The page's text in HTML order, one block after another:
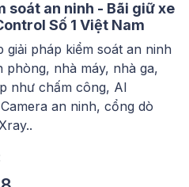
soát an ninh - Bãi giữ xe
Số 1 Việt Nam
giải pháp kiểm soát an ninh
nhà máy, nhà ga,
như chấm công, AI
an ninh, cổng dò